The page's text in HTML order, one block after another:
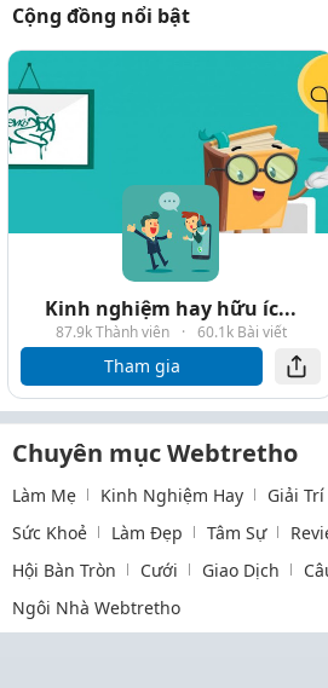
Cộng đồng nổi bật
Kinh nghiệm hay hữu íc...
87.9k Thành viên · 60.1k Bài viết
Tham gia
Chuyên mục Webtretho
Làm Mẹ Kinh Nghiệm Hay
Giải
Sức Khoẻ
Làm Đẹp Tâm Sự
Hội Bàn Tròn
Cưới Giao Dịch
Ngôi Nhà Webtretho